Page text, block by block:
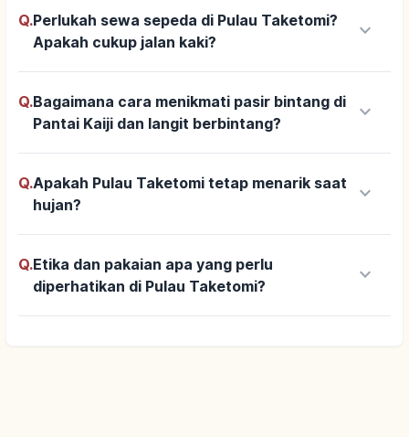
Q.Perlukah sewa sepeda di Pulau Taketomi?
Apakah cukup jalan kaki?
keyboard_arrow_down
Q.Bagaimana cara menikmati pasir bintang di
Pantai Kaiji dan langit berbintang?
keyboard_arrow_down
Q.Apakah Pulau Taketomi tetap menarik saat
hujan?
keyboard_arrow_down
Q.Etika dan pakaian apa yang perlu
diperhatikan di Pulau Taketomi?
keyboard_arrow_down